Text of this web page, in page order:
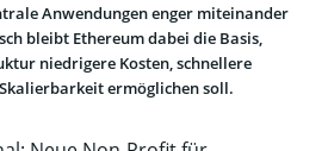
Anwendungen enger miteinander
bleibt Ethereum dabei die Basis,
niedrigere Kosten, schnellere
ermöglichen soll.